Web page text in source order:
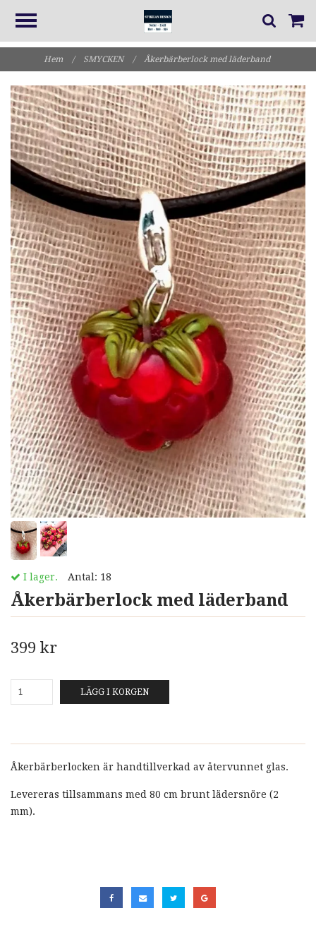
Hem / SMYCKEN / Åkerbärberlock med läderband
I lager. Antal: 18
Åkerbärberlock med läderband
399 kr
LÄGG I KORGEN
Åkerbärberlocken är handtillverkad av återvunnet glas.
Levereras tillsammans med 80 cm brunt lädersnöre (2
mm).